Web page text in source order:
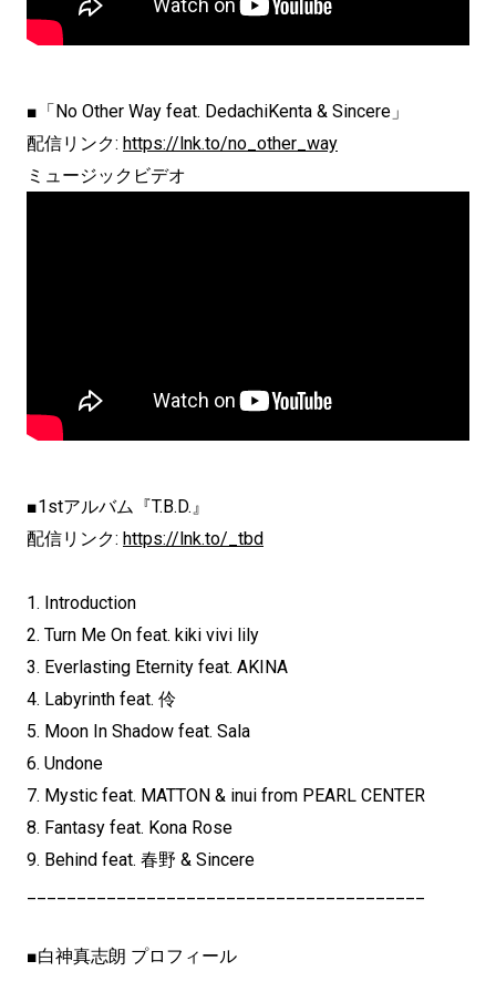
■「No Other Way feat. DedachiKenta & Sincere」
配信リンク: https://lnk.to/no_other_way
ミュージックビデオ
■1stアルバム『T.B.D.』
配信リンク: https://lnk.to/_tbd
1. Introduction
2. Turn Me On feat. kiki vivi lily
3. Everlasting Eternity feat. AKINA
4. Labyrinth feat. 伶
5. Moon In Shadow feat. Sala
6. Undone
7. Mystic feat. MATTON & inui from PEARL CENTER
8. Fantasy feat. Kona Rose
9. Behind feat. 春野 & Sincere
■白神真志朗 プロフィール